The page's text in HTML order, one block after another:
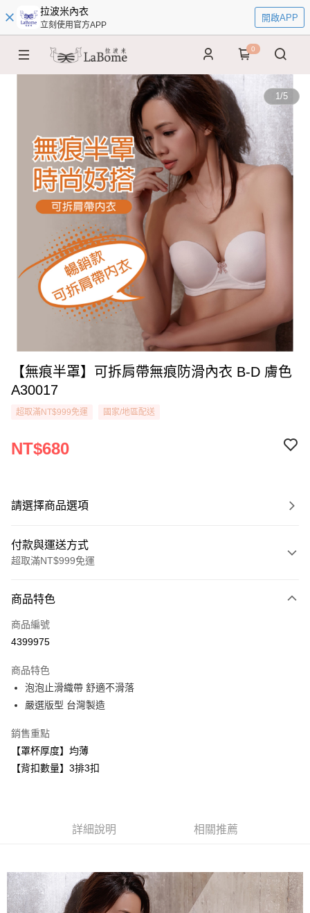
拉波米內衣
立刻使用官方APP
開啟APP
0
1/5
【無痕半罩】可拆肩帶無痕防滑內衣 B-D 膚色
A30017
超取滿NT$999免運 國家/地區配送
NT$680
請選擇商品選項
付款與運送方式
超取滿NT$999免運
信用卡一次付款
超商取貨付款
Apple Pay
悠遊付
全盈+PAY
AFTEE先享後付
１．簡單：不需註冊會員、不需綁卡、不需儲值。
【「AFTEE先享後付」結帳流程】
１．於結帳方式選擇「AFTEE先享後付」後，將跳轉至「AFTEE先享後付」
結帳頁面，進行簡訊認證並確認金額後，即可完成結帳。
每筆NT$80，滿NT$999(含以上)免運費
付款後全家取貨
商品特色
商品編號
4399975
商品特色
泡泡止滑織帶 舒適不滑落
嚴選版型 台灣製造
銷售重點
【罩杯厚度】均薄
【背扣數量】3排3扣
詳細說明 相關推薦